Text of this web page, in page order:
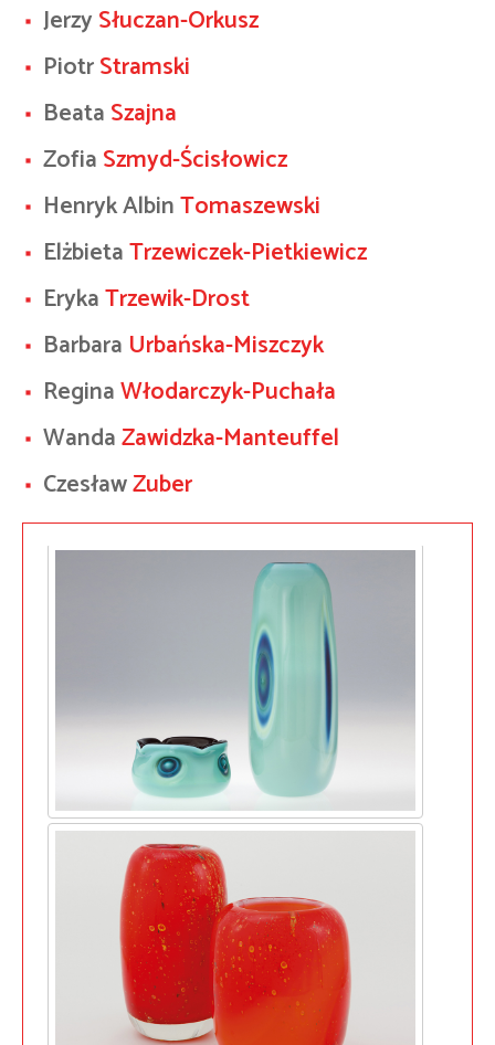
JerzySłuczan-Orkusz
PiotrStramski
BeataSzajna
ZofiaSzmyd-Ścisłowicz
Henryk AlbinTomaszewski
ElżbietaTrzewiczek-Pietkiewicz
ErykaTrzewik-Drost
Barbara Urbańska-Miszczyk
ReginaWłodarczyk-Puchała
WandaZawidzka-Manteuffel
CzesławZuber